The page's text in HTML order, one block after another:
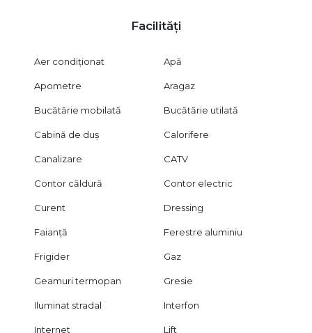
Facilități
Aer condiționat Apă
Apometre Aragaz
Bucătărie mobilată Bucătărie utilată
Cabină de duș Calorifere
Canalizare CATV
Contor căldură Contor electric
Curent Dressing
Faianță Ferestre aluminiu
Frigider Gaz
Geamuri termopan Gresie
Iluminat stradal Interfon
Internet Lift